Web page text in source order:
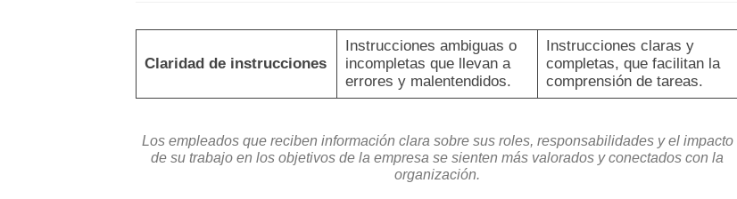
Claridad de instrucciones
Instrucciones ambiguas o
incompletas que llevan a
errores y malentendidos.
Instrucciones claras y
completas, que facilitan la
comprensión de tareas.
Los empleados que reciben información clara sobre sus roles, responsabilidades y el impacto
de su trabajo en los objetivos de la empresa se sienten más valorados y conectados con la
organización.